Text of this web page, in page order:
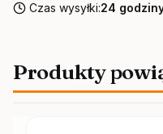
Czas wysyłki:24
Produkty